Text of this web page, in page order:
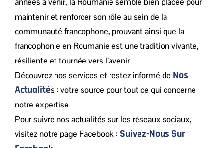
maintenir et renforcer son rôle au sein de la
communauté francophone, prouvant ainsi que la
francophonie en Roumanie est une tradition vivante,
résiliente et tournée vers l’avenir.
Découvrez nos services et restez informé de Nos
Actualités : votre source pour tout ce qui concerne
notre expertise
Pour suivre nos actualités sur les réseaux sociaux,
visitez notre page Facebook : Suivez-Nous Sur